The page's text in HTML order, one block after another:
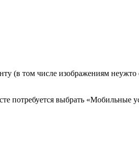
(в том числе изображениям
потребуется выбрать «Мобильные